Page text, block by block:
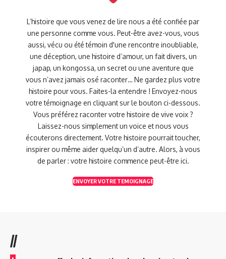
L’histoire que vous venez de lire nous a été confiée par
une personne comme vous. Peut-être avez-vous, vous
aussi, vécu ou été témoin d'une rencontre inoubliable,
une déception, une histoire d’amour, un fait divers, un
japap, un kongossa, un secret ou une aventure que
vous n’avez jamais osé raconter… Ne gardez plus votre
histoire pour vous. Faites-la entendre ! Envoyez-nous
votre témoignage en cliquant sur le bouton ci-dessous.
Vous préférez raconter votre histoire de vive voix ?
Laissez-nous simplement un voice et nous vous
écouterons directement. Votre histoire pourrait toucher,
inspirer ou même aider quelqu’un d’autre. Alors, à vous
de parler : votre histoire commence peut-être ici.
ENVOYER VOTRE TEMOIGNAGE
//